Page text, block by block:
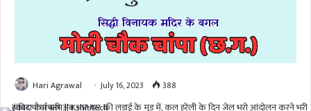
Hari Agrawal July 16, 2023 388